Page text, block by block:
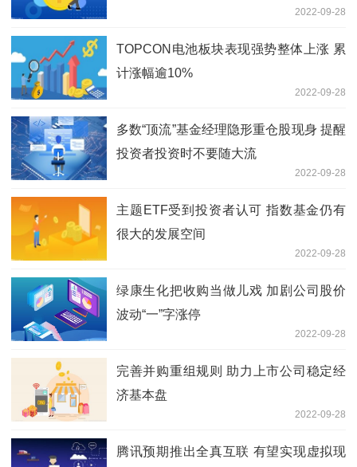
2022-09-28
TOPCON电池板块表现强势整体上涨 累
计涨幅逾10%
2022-09-28
多数“顶流”基金经理隐形重仓股现身 提醒
投资者投资时不要随大流
2022-09-28
主题ETF受到投资者认可 指数基金仍有
很大的发展空间
2022-09-28
绿康生化把收购当做儿戏 加剧公司股价
波动“一”字涨停
2022-09-28
完善并购重组规则 助力上市公司稳定经
济基本盘
2022-09-28
腾讯预期推出全真互联 有望实现虚拟现